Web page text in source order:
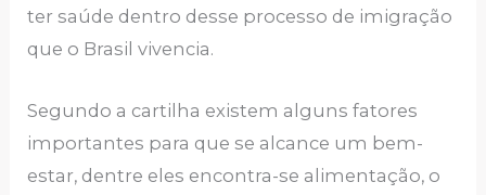
ter saúde dentro desse processo de imigração
que o Brasil vivencia.
Segundo a cartilha existem alguns fatores
importantes para que se alcance um bem-
estar, dentre eles encontra-se alimentação, o